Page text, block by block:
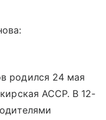
родился 24 мая
АССР. В 12-